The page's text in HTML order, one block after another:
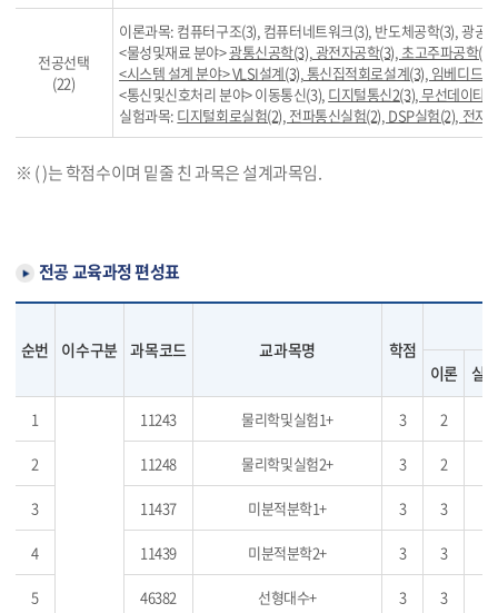
전공선택
(22)
이론과목: 컴퓨터구조(3), 컴퓨터네트워크(3), 반도체공학(3), 광
<물성및재료 분야>광통신공학(3), 광전자공학(3), 초고주파공학
<시스템 설계 분야> VLSI설계(3), 통신집적회로설계(3), 임베디드
<통신및신호처리 분야> 이동통신(3), 디지털통신2(3), 무선데이타
실험과목: 디지털회로실험(2), 전파통신실험(2), DSP실험(2), 전자
※ ( )는 학점수이며 밑줄 친 과목은 설계과목임.
전공 교육과정 편성표
순번 이수구분 과목코드 교과목명 학점
이론 실기
1 11243 물리학및실험1+ 3 2
2 11248 물리학및실험2+ 3 2
3 11437 미분적분학1+ 3 3
4 11439 미분적분학2+ 3 3
5 46382 선형대수+ 3 3